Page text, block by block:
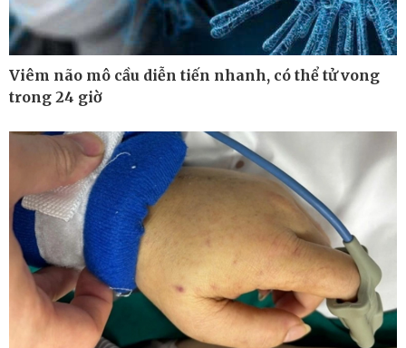
Quan sát
Cuộc sống đó đây
Ảnh
Video
E-Magazine
Viêm não mô cầu diễn tiến nhanh, có thể tử vong
trong 24 giờ